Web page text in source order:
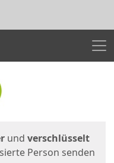
Menü
und verschlüsselt
Person senden